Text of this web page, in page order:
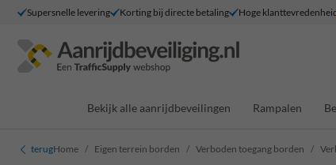
Supersnelle levering Korting bij directe betaling Hoge
Bekijk alle aanrijdbeveilingen Rampalen
terugHome Eigen terrein borden Verboden toegang borden